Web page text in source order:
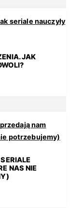
JAK
NAS NIE